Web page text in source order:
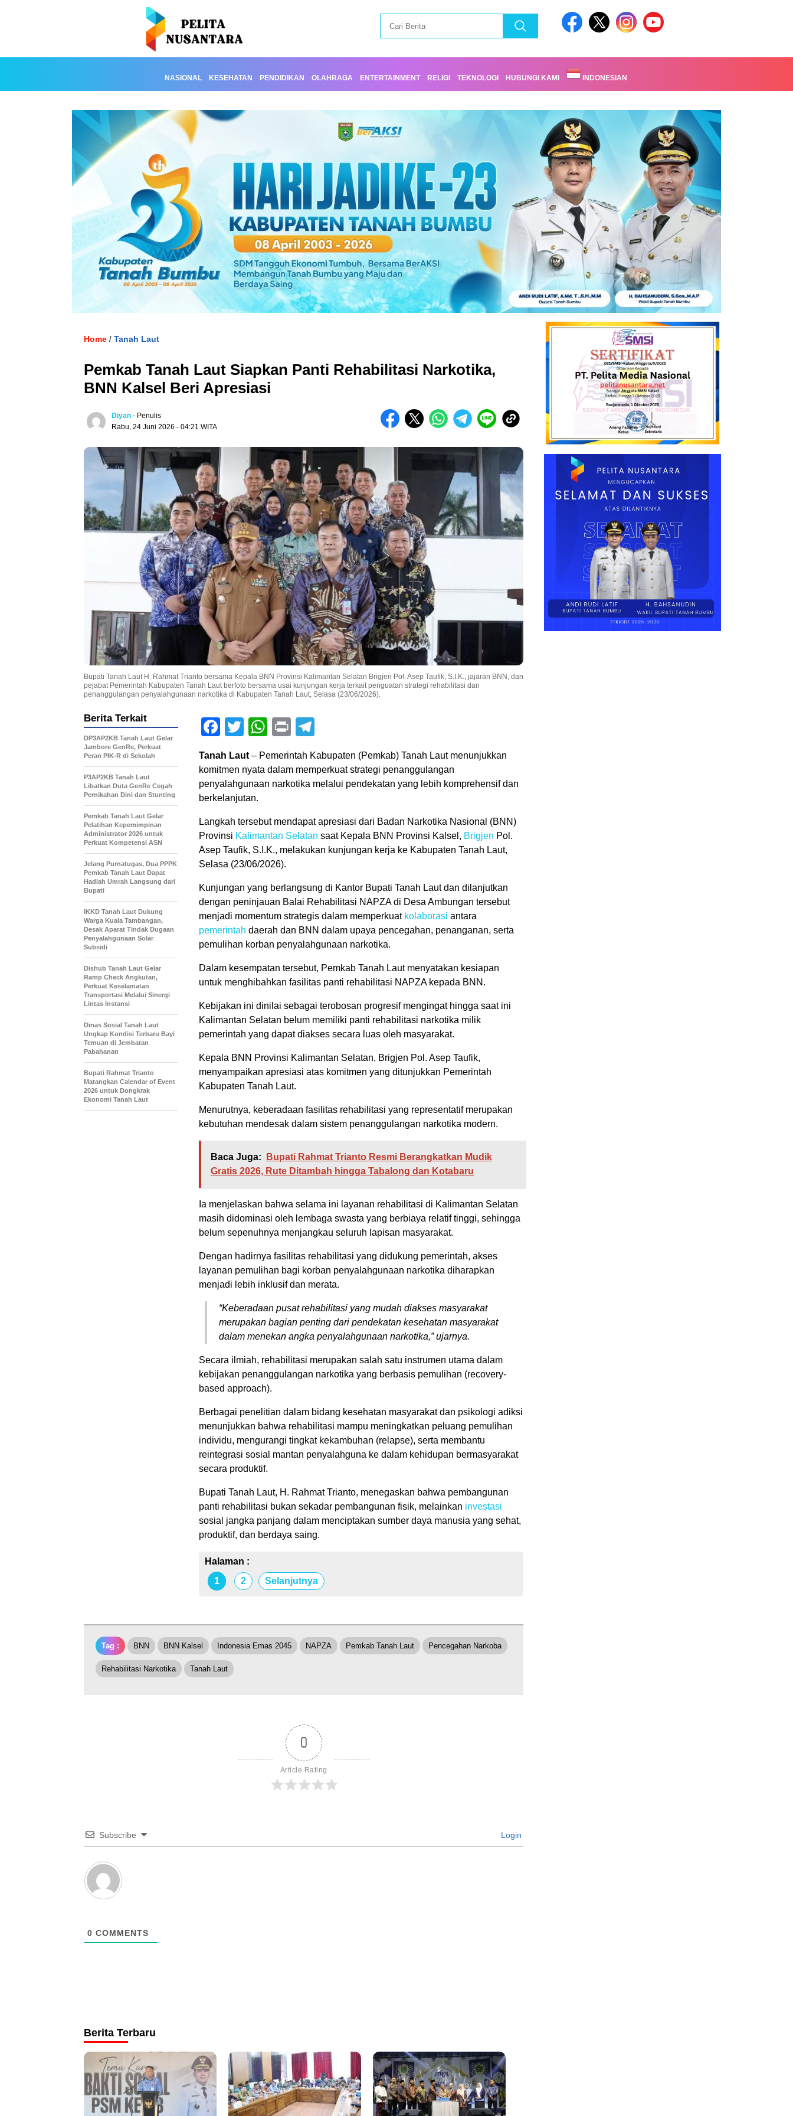
NASIONAL KESEHATAN PENDIDIKAN OLAHRAGA ENTERTAINMENT RELIGI TEKNOLOGI HUBUNGI KAMI INDONESIAN
Home / Tanah Laut
Pemkab Tanah Laut Siapkan Panti Rehabilitasi Narkotika,
BNN Kalsel Beri Apresiasi
Diyan - Penulis
Rabu, 24 Juni 2026 - 04:21 WITA
Bupati Tanah Laut H. Rahmat Trianto bersama Kepala BNN Provinsi Kalimantan Selatan Brigjen Pol. Asep Taufik, S.I.K., jajaran BNN, dan
pejabat Pemerintah Kabupaten Tanah Laut berfoto bersama usai kunjungan kerja terkait penguatan strategi rehabilitasi dan
penanggulangan penyalahgunaan narkotika di Kabupaten Tanah Laut, Selasa (23/06/2026).
Facebook
TwitterWhatsApp
Print
Tanah Laut – Pemerintah Kabupaten (Pemkab) Tanah Laut menunjukkan
komitmen nyata dalam memperkuat strategi penanggulangan
penyalahgunaan narkotika melalui pendekatan yang lebih komprehensif dan
berkelanjutan.
Langkah tersebut mendapat apresiasi dari Badan Narkotika Nasional (BNN)
Provinsi Kalimantan Selatan saat Kepala BNN Provinsi Kalsel, Brigjen Pol.
Asep Taufik, S.I.K., melakukan kunjungan kerja ke Kabupaten Tanah Laut,
Selasa (23/06/2026).
Kunjungan yang berlangsung di Kantor Bupati Tanah Laut dan dilanjutkan
dengan peninjauan Balai Rehabilitasi NAPZA di Desa Ambungan tersebut
menjadi momentum strategis dalam memperkuat kolaborasi antara
pemerintah daerah dan BNN dalam upaya pencegahan, penanganan, serta
pemulihan korban penyalahgunaan narkotika.
Dalam kesempatan tersebut, Pemkab Tanah Laut menyatakan kesiapan
untuk menghibahkan fasilitas panti rehabilitasi NAPZA kepada BNN.
Kebijakan ini dinilai sebagai terobosan progresif mengingat hingga saat ini
Kalimantan Selatan belum memiliki panti rehabilitasi narkotika milik
pemerintah yang dapat diakses secara luas oleh masyarakat.
Kepala BNN Provinsi Kalimantan Selatan, Brigjen Pol. Asep Taufik,
menyampaikan apresiasi atas komitmen yang ditunjukkan Pemerintah
Kabupaten Tanah Laut.
Menurutnya, keberadaan fasilitas rehabilitasi yang representatif merupakan
kebutuhan mendesak dalam sistem penanggulangan narkotika modern.
Baca Juga:
Bupati Rahmat Trianto Resmi Berangkatkan Mudik
Gratis 2026, Rute Ditambah hingga Tabalong dan Kotabaru
Ia menjelaskan bahwa selama ini layanan rehabilitasi di Kalimantan Selatan
masih didominasi oleh lembaga swasta yang berbiaya relatif tinggi, sehingga
belum sepenuhnya menjangkau seluruh lapisan masyarakat.
Dengan hadirnya fasilitas rehabilitasi yang didukung pemerintah, akses
layanan pemulihan bagi korban penyalahgunaan narkotika diharapkan
menjadi lebih inklusif dan merata.
“Keberadaan pusat rehabilitasi yang mudah diakses masyarakat
merupakan bagian penting dari pendekatan kesehatan masyarakat
dalam menekan angka penyalahgunaan narkotika,” ujarnya.
Secara ilmiah, rehabilitasi merupakan salah satu instrumen utama dalam
kebijakan penanggulangan narkotika yang berbasis pemulihan (recovery-
based approach).
Berbagai penelitian dalam bidang kesehatan masyarakat dan psikologi adiksi
menunjukkan bahwa rehabilitasi mampu meningkatkan peluang pemulihan
individu, mengurangi tingkat kekambuhan (relapse), serta membantu
reintegrasi sosial mantan penyalahguna ke dalam kehidupan bermasyarakat
secara produktif.
Bupati Tanah Laut, H. Rahmat Trianto, menegaskan bahwa pembangunan
panti rehabilitasi bukan sekadar pembangunan fisik, melainkan investasi
sosial jangka panjang dalam menciptakan sumber daya manusia yang sehat,
produktif, dan berdaya saing.
Halaman :
1
2 Selanjutnya
Berita Terkait
DP3AP2KB Tanah Laut Gelar
Jambore GenRe, Perkuat
Peran PIK-R di Sekolah
P3AP2KB Tanah Laut
Libatkan Duta GenRe Cegah
Pernikahan Dini dan Stunting
Pemkab Tanah Laut Gelar
Pelatihan Kepemimpinan
Administrator 2026 untuk
Perkuat Kompetensi ASN
Jelang Purnatugas, Dua PPPK
Pemkab Tanah Laut Dapat
Hadiah Umrah Langsung dari
Bupati
IKKD Tanah Laut Dukung
Warga Kuala Tambangan,
Desak Aparat Tindak Dugaan
Penyalahgunaan Solar
Subsidi
Dishub Tanah Laut Gelar
Ramp Check Angkutan,
Perkuat Keselamatan
Transportasi Melalui Sinergi
Lintas Instansi
Dinas Sosial Tanah Laut
Ungkap Kondisi Terbaru Bayi
Temuan di Jembatan
Pabahanan
Bupati Rahmat Trianto
Matangkan Calendar of Event
2026 untuk Dongkrak
Ekonomi Tanah Laut
Tag : BNN BNN Kalsel Indonesia Emas 2045 NAPZA Pemkab Tanah Laut Pencegahan Narkoba
Rehabilitasi Narkotika Tanah Laut
0
Article Rating
Subscribe Login
0 COMMENTS
Berita Terbaru